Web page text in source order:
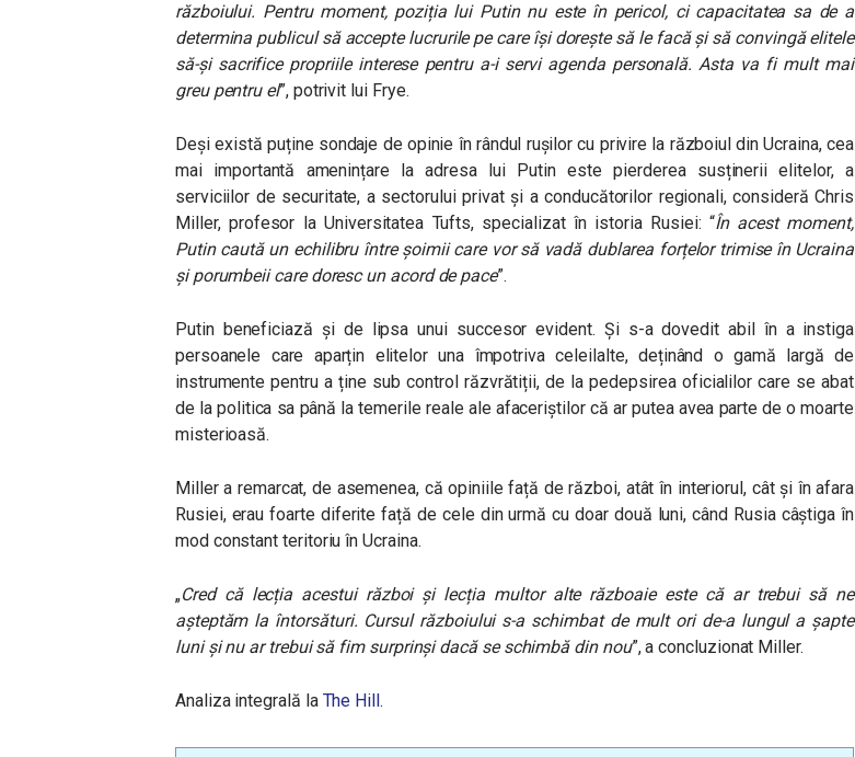
războiului. Pentru moment, poziția lui Putin nu este în pericol, ci capacitatea sa de a
determina publicul să accepte lucrurile pe care își dorește să le facă și să convingă elitele
să-și sacrifice propriile interese pentru a-i servi agenda personală. Asta va fi mult mai
greu pentru el”, potrivit lui Frye.
Deși există puține sondaje de opinie în rândul rușilor cu privire la războiul din Ucraina, cea
mai importantă amenințare la adresa lui Putin este pierderea susținerii elitelor, a
serviciilor de securitate, a sectorului privat și a conducătorilor regionali, consideră Chris
Miller, profesor la Universitatea Tufts, specializat în istoria Rusiei: “În acest moment,
Putin caută un echilibru între șoimii care vor să vadă dublarea forțelor trimise în Ucraina
și porumbeii care doresc un acord de pace”.
Putin beneficiază și de lipsa unui succesor evident. Și s-a dovedit abil în a instiga
persoanele care aparțin elitelor una împotriva celeilalte, deținând o gamă largă de
instrumente pentru a ține sub control răzvrătiții, de la pedepsirea oficialilor care se abat
de la politica sa până la temerile reale ale afaceriștilor că ar putea avea parte de o moarte
misterioasă.
Miller a remarcat, de asemenea, că opiniile față de război, atât în ​​interiorul, cât și în afara
Rusiei, erau foarte diferite față de cele din urmă cu doar două luni, când Rusia câștiga în
mod constant teritoriu în Ucraina.
„Cred că lecția acestui război și lecția multor alte războaie este că ar trebui să ne
așteptăm la întorsături. Cursul războiului s-a schimbat de mult ori de-a lungul a șapte
luni și nu ar trebui să fim surprinși dacă se schimbă din nou”, a concluzionat Miller.
Analiza integrală la The Hill.